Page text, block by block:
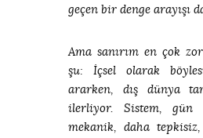
geçen bir denge arayışı
Ama sanırım en çok
şu: İçsel olarak
ararken, dış dünya
ilerliyor. Sistem, gün
mekanik, daha